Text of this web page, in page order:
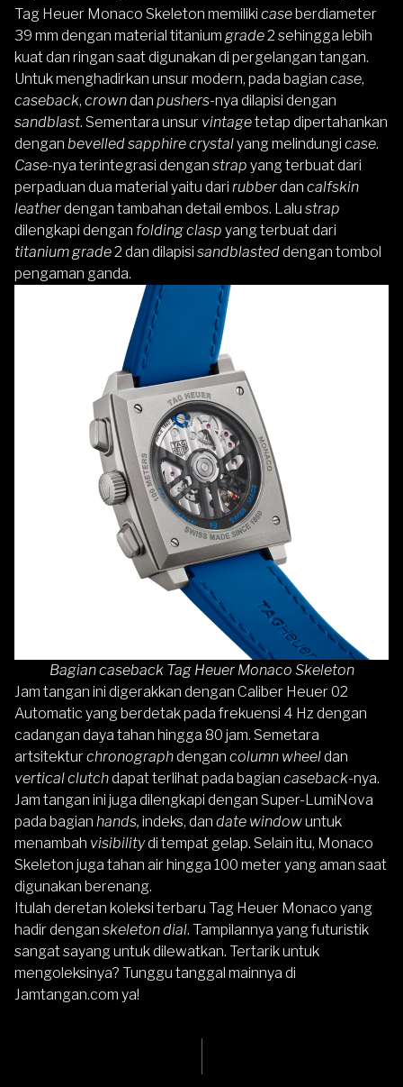
Tag Heuer Monaco Skeleton memiliki caseberdiameter
39 mm dengan material titanium grade2 sehingga lebih
kuat dan ringan saat digunakan di pergelangan tangan.
Untuk menghadirkan unsur modern, pada bagian case,
caseback, crowndan pushers-nya dilapisi dengan
sandblast. Sementara unsur vintagetetap dipertahankan
dengan bevelled sapphire crystalyang melindungi case.
Case-nya terintegrasi dengan strap yang terbuat dari
perpaduan dua material yaitu dari rubberdan calfskin
leatherdengan tambahan detail embos. Lalu strap
dilengkapi dengan folding clasp yang terbuat dari
titanium grade2 dan dilapisi sandblasteddengan tombol
pengaman ganda.
Bagian caseback Tag Heuer Monaco Skeleton
Jam tangan ini digerakkan dengan Caliber Heuer 02
Automatic yang berdetak pada frekuensi 4 Hz dengan
cadangan daya tahan hingga 80 jam. Semetara
artsitektur chronographdengan column wheeldan
vertical clutchdapat terlihat pada bagian caseback-nya.
Jam tangan ini juga dilengkapi dengan Super-LumiNova
pada bagian hands, indeks, dan date windowuntuk
menambah visibilitydi tempat gelap. Selain itu, Monaco
Skeleton juga tahan air hingga 100 meter yang aman saat
digunakan berenang.
Itulah deretan koleksi terbaru Tag Heuer Monaco yang
hadir dengan skeleton dial. Tampilannya yang futuristik
sangat sayang untuk dilewatkan. Tertarik untuk
mengoleksinya? Tunggu tanggal mainnya di
Jamtangan.com ya!